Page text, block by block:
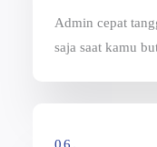
Admin cepat
saja saat kamu
06.